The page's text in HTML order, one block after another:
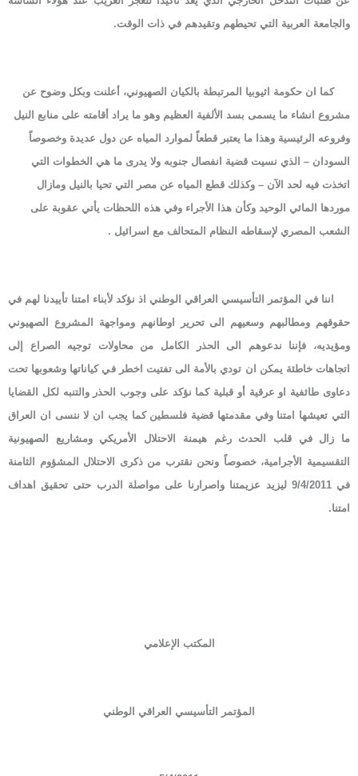
والجامعة العربية التي تحيطهم وتقيدهم في ذات الوقت.
كما ان حكومة اثيوبيا المرتبطة بالكيان الصهيوني، أعلنت وبكل وضوح عن
مشروع انشاء ما يسمى بسد الألفية العظيم وهو ما يراد أقامته على منابع النيل
وفروعه الرئيسية وهذا ما يعتبر قطعاً لموارد المياه عن دول عديدة وخصوصاً
السودان – الذي نسيت قضية انفصال جنوبه ولا يدرى ما هي الخطوات التي
اتخذت فيه لحد الآن – وكذلك قطع المياه عن مصر التي تحيا بالنيل ومازال
موردها المائي الوحيد وكأن هذا الأجراء وفي هذه اللحظات يأتي عقوبة على
الشعب المصري لإسقاطه النظام المتحالف مع اسرائيل .
اننا في المؤتمر التأسيسي العراقي الوطني اذ نؤكد لأبناء امتنا تأييدنا لهم في
حقوقهم ومطالبهم وسعيهم الى تحرير اوطانهم ومواجهة المشروع الصهيوني
ومؤيديه، فإننا ندعوهم الى الحذر الكامل من محاولات توجيه الصراع إلى
اتجاهات خاطئة يمكن ان تودي بالأمة الى تفتيت اخطر في كياناتها وشعوبها تحت
دعاوى طائفية او عرقية أو قبلية كما نؤكد على وجوب الحذر والتنبه لكل القضايا
التي تعيشها امتنا وفي مقدمتها قضية فلسطين كما يجب ان لا ننسى ان العراق
ما زال في قلب الحدث رغم هيمنة الاحتلال الأمريكي ومشاريع الصهيونية
التقسيمية الأجرامية، خصوصاً ونحن نقترب من ذكرى الاحتلال المشؤوم الثامنة
في 9/4/2011 ليزيد عزيمتنا واصرارنا على مواصلة الدرب حتى تحقيق اهداف
امتنا.
المكتب الإعلامي
المؤتمر التأسيسي العراقي الوطني